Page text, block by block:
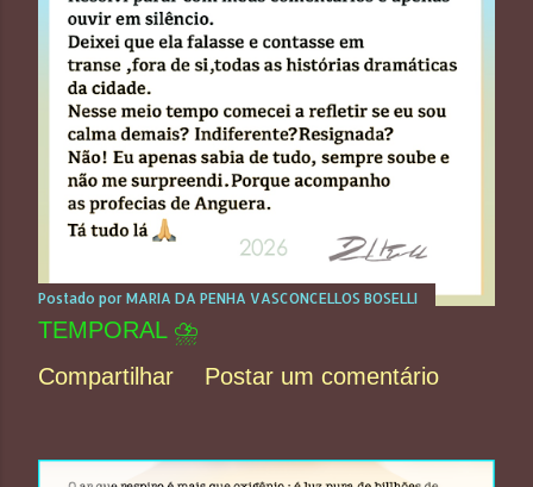
Postado por MARIA DA PENHA VASCONCELLOS BOSELLI
TEMPORAL ⛈️
Compartilhar
Postar um comentário